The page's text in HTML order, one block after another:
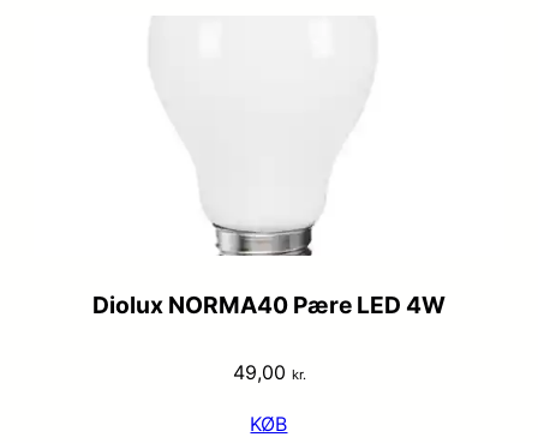
Diolux NORMA40 Pære LED 4W
49,00 kr.
KØB